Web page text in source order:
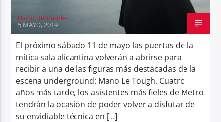
David Hernández
5 MAYO, 2019
El próximo sábado 11 de mayo las puertas de la
mítica sala alicantina volverán a abrirse para
recibir a una de las figuras más destacadas de la
escena underground: Mano Le Tough. Cuatro
años más tarde, los asistentes más fieles de Metro
tendrán la ocasión de poder volver a disfutar de
su envidiable técnica en […]